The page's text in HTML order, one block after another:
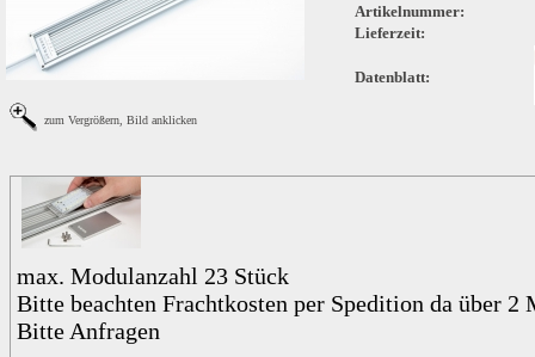
zum Vergrößern, Bild anklicken
Artikelnummer:
Lieferzeit:
Datenblatt:
max. Modulanzahl 23 Stück
Bitte beachten Frachtkosten per Spedition da über 2
Bitte Anfragen